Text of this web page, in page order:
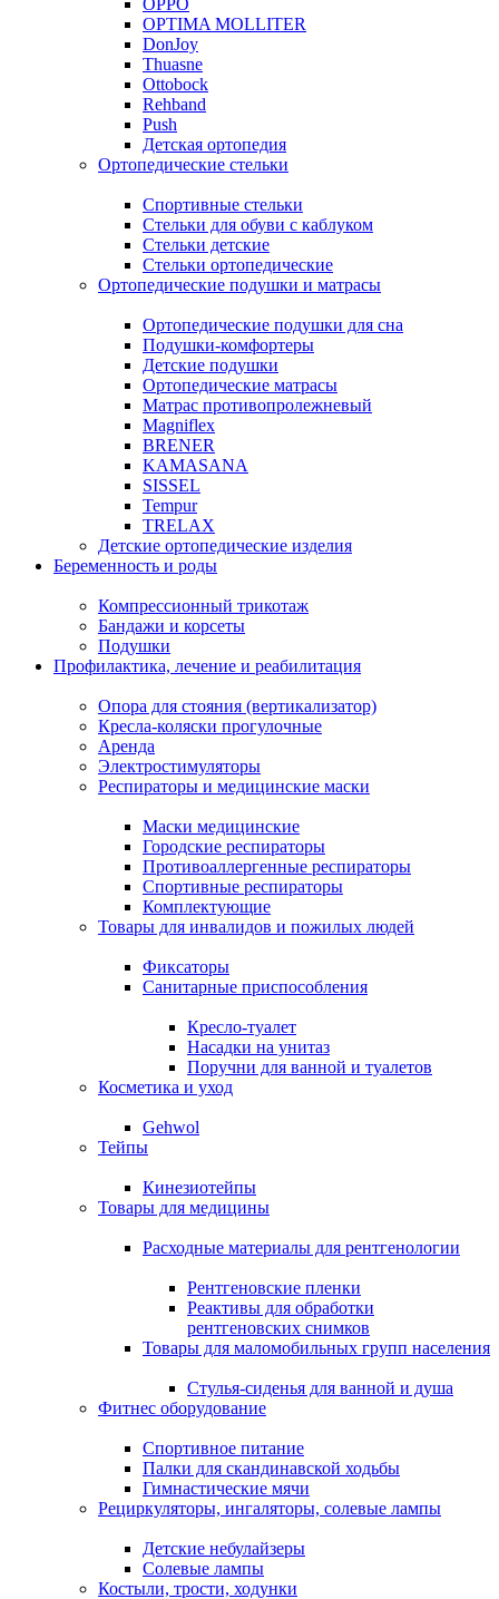
OPPO
OPTIMA MOLLITER
DonJoy
Thuasne
Ottobock
Rehband
Push
Детская ортопедия
Ортопедические стельки
Спортивные стельки
Стельки для обуви с каблуком
Стельки детские
Стельки ортопедические
Ортопедические подушки и матрасы
Ортопедические подушки для сна
Подушки-комфортеры
Детские подушки
Ортопедические матрасы
Матрас противопролежневый
Magniflex
BRENER
KAMASANA
SISSEL
Tempur
TRELAX
Детские ортопедические изделия
Беременность и роды
Компрессионный трикотаж
Бандажи и корсеты
Подушки
Профилактика, лечение и реабилитация
Опора для стояния (вертикализатор)
Кресла-коляски прогулочные
Аренда
Электростимуляторы
Респираторы и медицинские маски
Маски медицинские
Городские респираторы
Противоаллергенные респираторы
Спортивные респираторы
Комплектующие
Товары для инвалидов и пожилых людей
Фиксаторы
Санитарные приспособления
Кресло-туалет
Насадки на унитаз
Поручни для ванной и туалетов
Косметика и уход
Gehwol
Тейпы
Кинезиотейпы
Товары для медицины
Расходные материалы для рентгенологии
Рентгеновские пленки
Реактивы для обработки
рентгеновских снимков
Товары для маломобильных групп населения
Стулья-сиденья для ванной и душа
Фитнес оборудование
Спортивное питание
Палки для скандинавской ходьбы
Гимнастические мячи
Рециркуляторы, ингаляторы, солевые лампы
Детские небулайзеры
Солевые лампы
Костыли, трости, ходунки